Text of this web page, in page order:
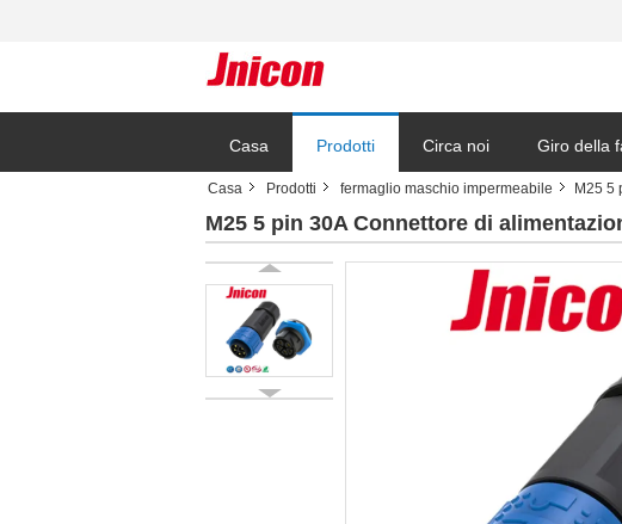
Casa Prodotti Circa noi Giro della
Casa Prodotti fermaglio maschio impermeabile M25 5
M25 5 pin 30A Connettore di